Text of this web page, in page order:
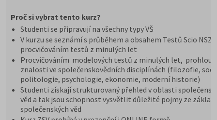
Proč si vybrat tento kurz?
Studenti se připravují na všechny typy VŠ
V kurzu se seznámí s průběhem a obsahem Testů Scio NSZ
procvičováním testů z minulých let
Procvičováním modelových testů z minulých let,
znalosti ve společenskovědních disciplínách (filozofie,
politologie, psychologie, ekonomie, moderní historie)
Studenti získají strukturovaný přehled v oblasti
věd a tak jsou schopnost vysvětlit důležité pojmy ze
společenských věd